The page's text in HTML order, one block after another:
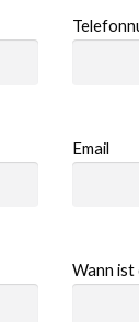
Email
Wann ist